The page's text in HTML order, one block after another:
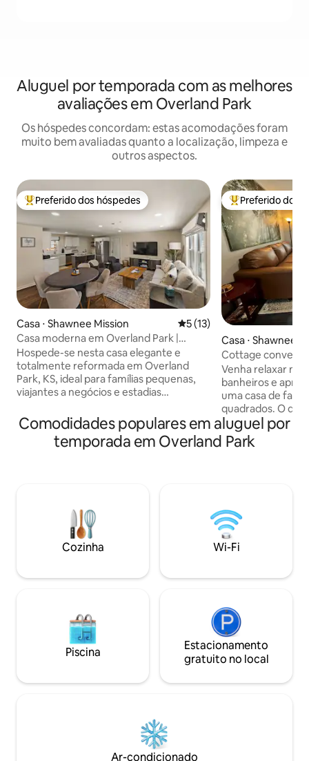
Aluguel por temporada com as melhores
avaliações em Overland Park
Os hóspedes concordam: estas acomodações foram
muito bem avaliadas quanto a localização, limpeza e
outros aspectos.
Entre os melhores preferidos dos hóspedes
Preferido dos hóspedes
Casa ⋅ Shawnee Mission 5 de uma avaliação média
5 (13)
Casa moderna em Overland Park |
Estacionamento gratuito | Wi-Fi rápido
Hospede-se nesta casa elegante e
totalmente reformada em Overland
Park, KS, ideal para famílias pequenas,
viajantes a negócios e estadias
com assentos confortáveis, mesa de
jantar para 6 pessoas, TVs Roku em
todos os ambientes e persianas
organizado no armário.Estacionamento
privativo na entrada da garagem, check-
in automático facilitado e quintal
cercado com pátio.Localização
restaurantes, hospitais e rodovias.
Entre os
Preferido dos
Casa ⋅ Shawnee
Cottage
em rua tranquila
Venha relaxar
banheiros e
uma casa de
quadrados. O
queen size,
banheiro
cama queen. O
preparar
mesa de jantar
cozinha acomoda mais 3.
fogueira. Animais
parcialmente
Comodidades populares em aluguel por
temporada em Overland Park
Cozinha Wi-Fi
Piscina
Estacionamento
gratuito no local
Ar-condicionado